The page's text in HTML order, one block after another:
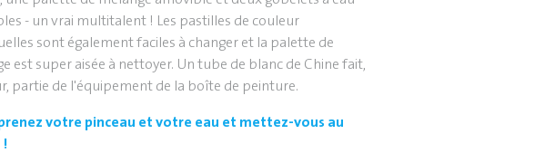
- un vrai multitalent ! Les pastilles de couleur
sont également faciles à changer et la palette de
est super aisée à nettoyer. Un tube de blanc de Chine fait,
partie de l'équipement de la boîte de peinture.
votre pinceau et votre eau et mettez-vous au
!